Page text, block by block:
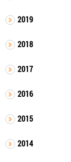
2019
2018
2017
2016
2015
2014